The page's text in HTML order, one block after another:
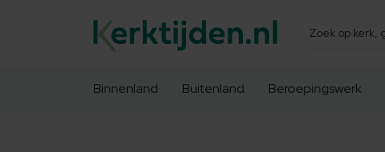
Zoeken
Binnenland Buitenland Beroepingswerk